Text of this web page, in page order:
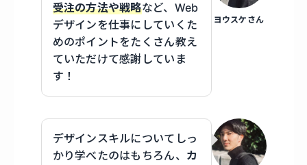
ヨウスケさん
受注の方法や戦略など、Web
デザインを仕事にしていくた
めのポイントをたくさん教え
ていただけて感謝していま
す！
デザインスキルについてしっ
かり学べたのはもちろん、 カ